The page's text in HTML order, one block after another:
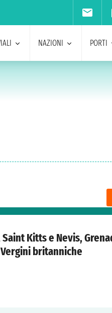
NAZIONI PORTI
Kitts e Nevis,
britanniche